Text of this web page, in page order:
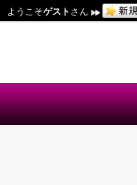
ようこそゲスト さん